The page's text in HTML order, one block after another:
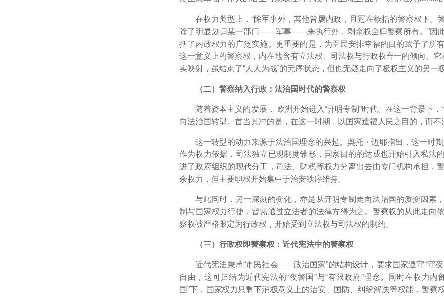
在权力类型上，“除军事外，其他皆属内政，且冠在概括的警察权下。
除了明显划归某一部门――军事――来执行外，剩余权全归警察所有。”因
括了内政权力的广泛实施。更重要的是，为臣民安排幸福的目的赋予了所
这一意义上的警察权，内在地含有立法权、司法权与行政权合一的倾向。
实映射，虽结束了“人人为战”的无序状态，但也无疑走向了极权主义的另一
（二）警察纳入行政：法治国时代的警察权
随着资本主义的发展， 欧洲开始进入“开明专制”时代。在这一背景下
向法治国转型。首当其冲的是，在这一时期，以国家造福人民之目的，而
这一转型的动力来源于法治国理念的兴起。奥托・迈耶指出，这一时
作为权力依据，司法独立已现制度雏形，国家目的的达成也开始引入私法
进了政府组织的现代分工，司法、财税等权力分离出去由专门机构承担，
余权力，但主要职权开始集中于治安秩序维持。
与此同时，另一深刻的变化，亦是从开明专制走向法治国的质变因素
制与国家权力行使，皆需通过立法者的法律方得为之。 警察权的从此走向
察权被严格限定为行政权，开始受到立法权与司法权的制约。
（三）行政权即警察权：近代宪法中的警察权
近代宪法秉承“市民社会――政治国家”的结构设计，要求国家遵守“守
自由，这可归结为近代宪法的“夜警国”与“有限政府”理念。同时在权力
国”下，国家权力只剩下消极意义上的治安、国防、纠纷解决等权能，警